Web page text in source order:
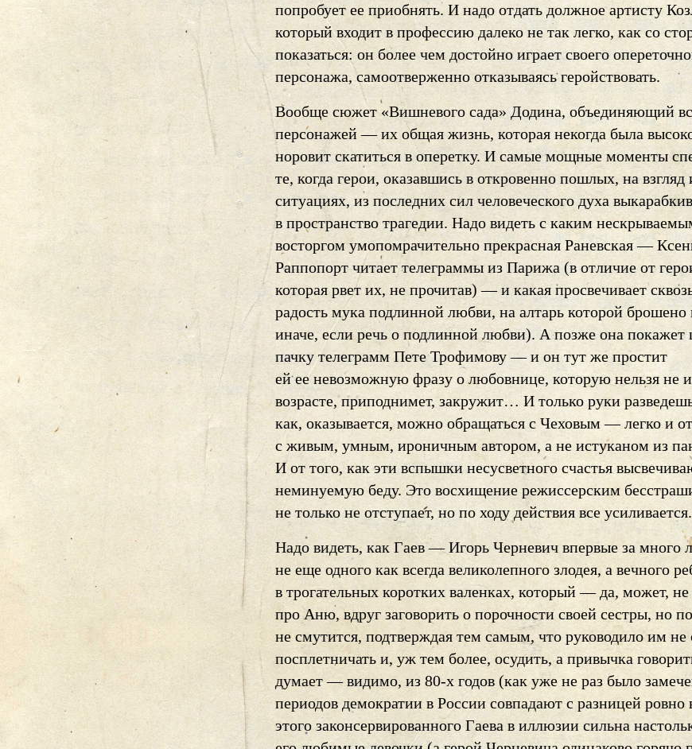
попробует ее приобнять. И надо отдать должное артисту
который входит в профессию далеко не так легко, как со
показаться: он более чем достойно играет своего
персонажа, самоотверженно отказываясь геройствовать.
Вообще сюжет «Вишневого сада» Додина, объединяющий
персонажей — их общая жизнь, которая некогда была
норовит скатиться в оперетку. И самые мощные моменты
те, когда герои, оказавшись в откровенно пошлых, на взгляд
ситуациях, из последних сил человеческого духа
в пространство трагедии. Надо видеть с каким
восторгом умопомрачительно прекрасная Раневская —
Раппопорт читает телеграммы из Парижа (в отличие от
которая рвет их, не прочитав) — и какая просвечивает
радость мука подлинной любви, на алтарь которой брошено
иначе, если речь о подлинной любви). А позже она покажет
пачку телеграмм Пете Трофимову — и он тут же простит
ей ее невозможную фразу о любовнице, которую нельзя не
возрасте, приподнимет, закружит… И только руки
как, оказывается, можно обращаться с Чеховым — легко и
с живым, умным, ироничным автором, а не истуканом из
И от того, как эти вспышки несусветного счастья
неминуемую беду. Это восхищение режиссерским
не только не отступает, но по ходу действия все усиливается.
Надо видеть, как Гаев — Игорь Черневич впервые за много
не еще одного как всегда великолепного злодея, а вечного
в трогательных коротких валенках, который — да, может,
про Аню, вдруг заговорить о порочности своей сестры, но
не смутится, подтверждая тем самым, что руководило им не
посплетничать и, уж тем более, осудить, а привычка
думает — видимо, из 80-х годов (как уже не раз было
периодов демократии в России совпадают с разницей ровно
этого законсервированного Гаева в иллюзии сильна